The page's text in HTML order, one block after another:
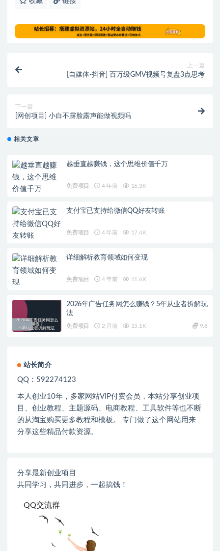
上一篇
[自媒体-抖音] 百万级GMV视频号复盘3点思考
下一篇
[网创项目] 小白不露脸露声能做视频吗
相关文章
越垂直越赚钱，这个思维价值千万
免费项目 4 年前 16.3K
支付宝已支持给微信QQ好友转账
免费项目 4 年前 17.4K
详细解析教育领域如何变现
免费项目 4 年前 11.6K
2026年广告任务网怎么赚钱？5年从业者拆解玩
法
免费项目 2 月前 15.1K 9.8
站长简介
QQ：592274123
本人创业10年，多家网站VIP付费会员，本站分享创业项
目、创业教程、主题源码、电商教程、工具软件等也不断
的从淘宝购买更多教程和模板。 专门做了这个网站用来
分享这些精品付款资源。
分享最新创业项目
共同学习，共同进步，一起搞钱！
QQ交流群